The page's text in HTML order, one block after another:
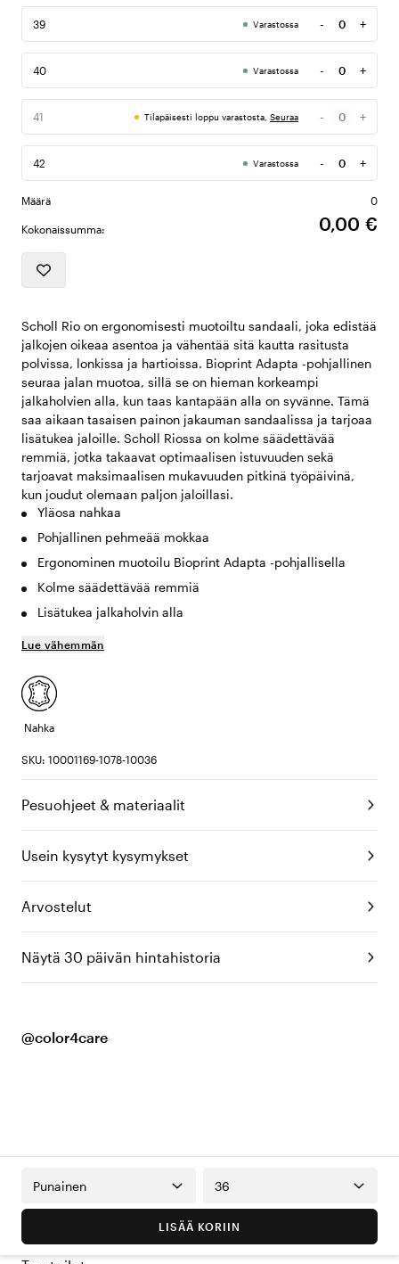
39 Varastossa -
Määrä
+
40 Varastossa -
Määrä
+
41 Tilapäisesti loppu varastosta, Seuraa -
Määrä
+
42 Varastossa -
Määrä
+
Määrä 0
Kokonaissumma: 0,00 €
Scholl Rio on ergonomisesti muotoiltu sandaali, joka edistää
jalkojen oikeaa asentoa ja vähentää sitä kautta rasitusta
polvissa, lonkissa ja hartioissa. Bioprint Adapta -pohjallinen
seuraa jalan muotoa, sillä se on hieman korkeampi
jalkaholvien alla, kun taas kantapään alla on syvänne. Tämä
saa aikaan tasaisen painon jakauman sandaalissa ja tarjoaa
lisätukea jaloille. Scholl Riossa on kolme säädettävää
remmiä, jotka takaavat optimaalisen istuvuuden sekä
tarjoavat maksimaalisen mukavuuden pitkinä työpäivinä,
kun joudut olemaan paljon jaloillasi.
Yläosa nahkaa
Pohjallinen pehmeää mokkaa
Ergonominen muotoilu Bioprint Adapta -pohjallisella
Kolme säädettävää remmiä
Lisätukea jalkaholvin alla
Lue vähemmän
Nahka
SKU: 10001169-1078-10036
Pesuohjeet & materiaalit
Usein kysytyt kysymykset
Arvostelut
Näytä 30 päivän hintahistoria
@color4care
Punainen 36
LISÄÄ KORIIN